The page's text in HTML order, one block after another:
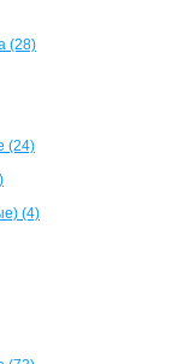
(28)
(24)
(4)